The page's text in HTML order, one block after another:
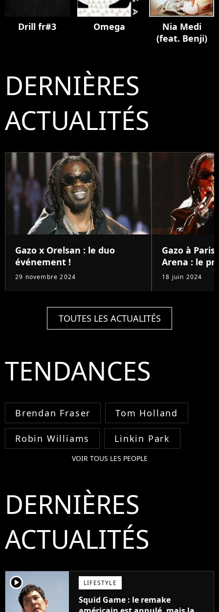
Drill fr#3 Omega
Nia Medi
(feat. Benji)
DERNIÈRES
ACTUALITÉS
Gazo x Orelsan : le duo
événement !
29 novembre 2024
Gazo à
Arena : le
18 juin 2024
TOUTES LES ACTUALITÉS
TENDANCES
Brendan Fraser Tom Holland
Robin Williams Linkin Park
VOIR TOUS LES PEOPLE
DERNIÈRES
ACTUALITÉS
player2 LIFESTYLE
Squid Game : le remake